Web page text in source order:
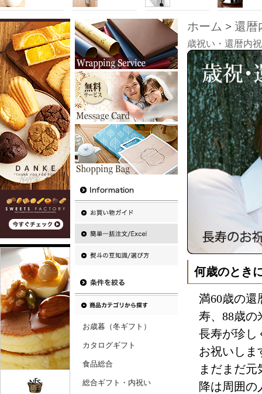
お歳暮（冬ギフト）
カタログギフト
食品総合
総合ギフト・内祝い
ホーム > 還暦
歳祝い・還暦内
何歳のとき
満60歳の還
寿、88歳の
長寿が珍し
お祝いしま
まだまだ
降は周囲の